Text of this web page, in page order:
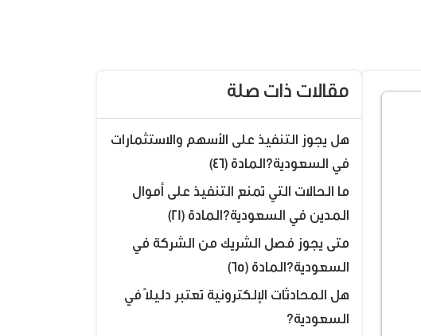
مقالات ذات صلة
هل يجوز التنفيذ على الأسهم والاستثمارات
في السعودية؟المادة (46)
ما الحالات التي تمنع التنفيذ على أموال
المدين في السعودية؟المادة (21)
متى يجوز فصل الشريك من الشركة في
السعودية؟المادة (65)
هل المحادثات الإلكترونية تعتبر دليلًا في
السعودية؟